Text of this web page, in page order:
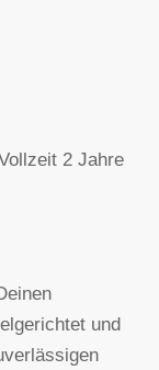
2 Jahre
und